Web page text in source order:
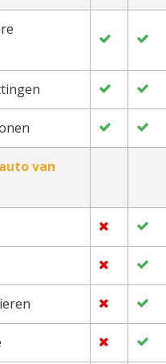
van